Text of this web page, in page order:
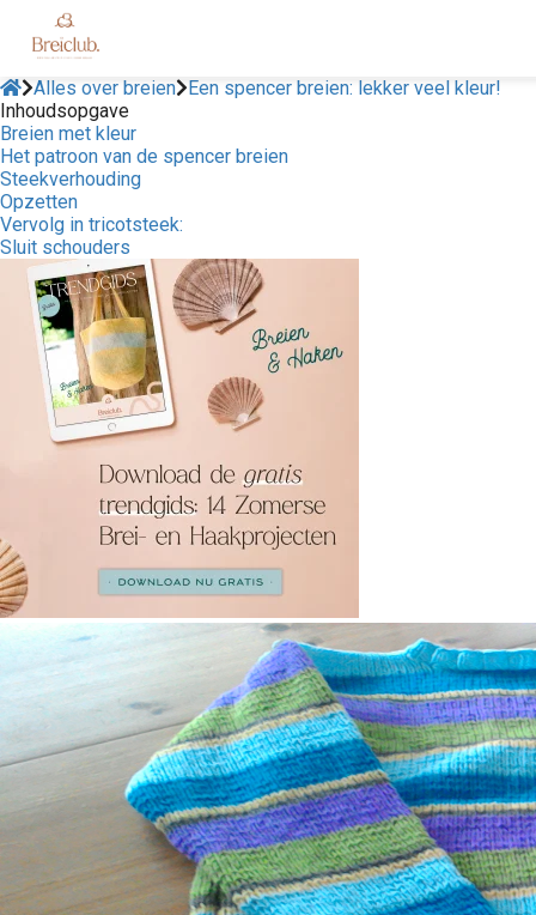
Alles over breien
Een spencer breien: lekker veel kleur!
Inhoudsopgave
Breien met kleur
Het patroon van de spencer breien
Steekverhouding
Opzetten
Vervolg in tricotsteek:
Sluit schouders